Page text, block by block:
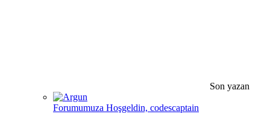
Son yazan
Forumumuza Hoşgeldin, codescaptain